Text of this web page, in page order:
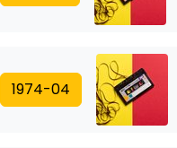
1974-04